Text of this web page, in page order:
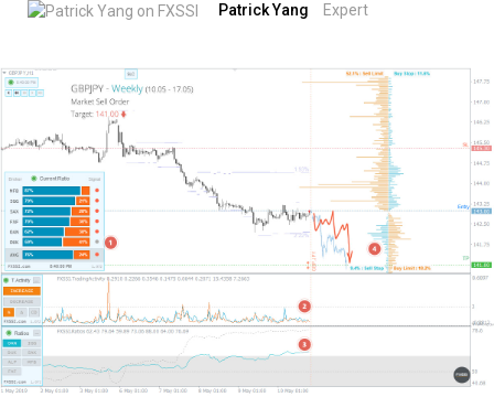
Patrick Yang Expert